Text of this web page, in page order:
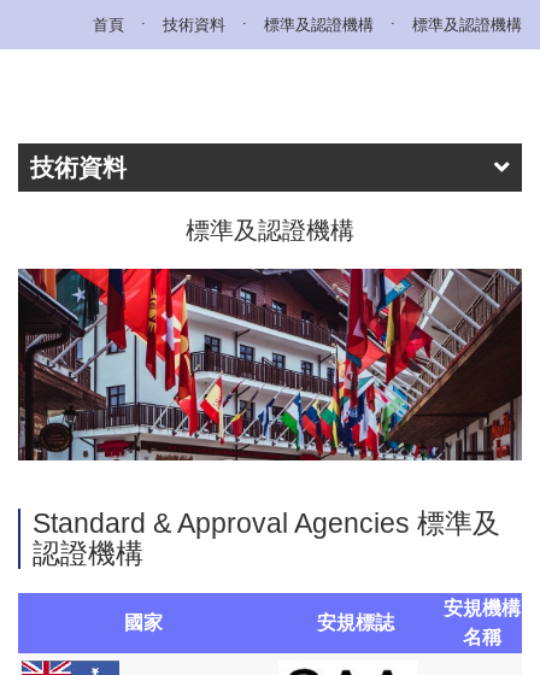
首頁 . 技術資料 . 標準及認證機構 . 標準及認證機構
技術資料
標準及認證機構
Standard & Approval Agencies 標準及
認證機構
國家 安規標誌
安規機構
名稱